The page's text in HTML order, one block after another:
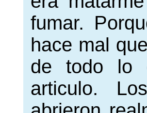
fumar.
hace mal
de todo lo
articulo.